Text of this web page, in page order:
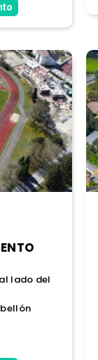
lado del